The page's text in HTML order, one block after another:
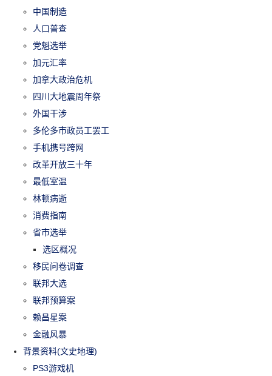
中国制造
人口普查
党魁选举
加元汇率
加拿大政治危机
四川大地震周年祭
外国干涉
多伦多市政员工罢工
手机携号跨网
改革开放三十年
最低室温
林顿病逝
消费指南
省市选举
选区概况
移民问卷调查
联邦大选
联邦预算案
赖昌星案
金融风暴
背景资料(文史地理)
PS3游戏机